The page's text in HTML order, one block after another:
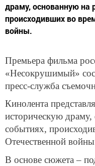
драму, основанную на
происходивших во
войны.
Премьера фильма
«Несокрушимый»
пресс-служба
Кинолента
историческую
событиях,
Отечественной
В основе сюжета –